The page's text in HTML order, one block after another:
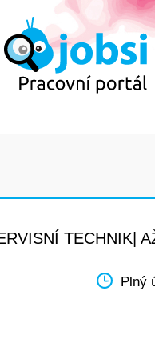
TECHNIK|
Plný